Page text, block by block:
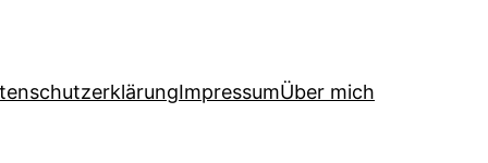
ImpressumÜber mich